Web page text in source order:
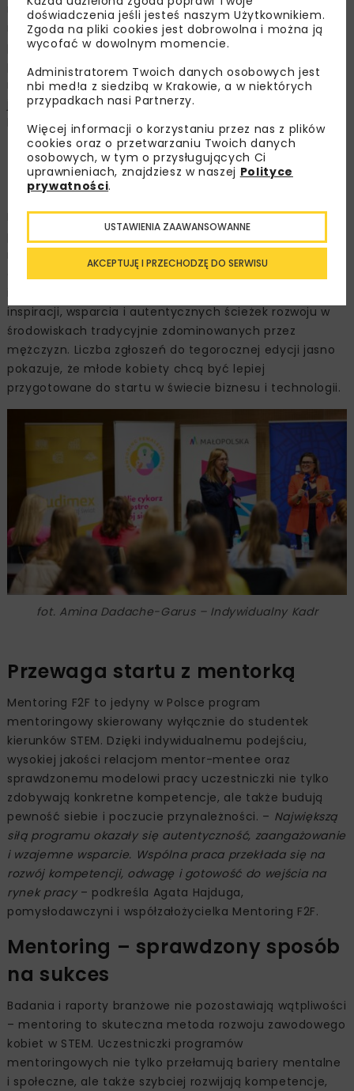
nich z 12 uczelni już rozpoczyna indywidualną pracę z
mentorkami ze świata biznesu, nauki i technologii. 29
października Fundacja Mentoring F2F otrzymała
prestiżową nagrodę Super M w kategorii „program
mentoringowy prowadzony przez NGO’s”, potwierdzając
jakość i pozycję lidera wśród programów wspierających
kobiety w STEM.
Mentoring, który naprawdę
działa
Dynamicznie rosnące zainteresowanie mentoringiem
pokazuje, że kobiety coraz odważniej sięgają po
odpowiada na realne potrzeby studentek STEM, oferując
inspiracji, wsparcia i autentycznych ścieżek rozwoju w
środowiskach tradycyjnie zdominowanych przez
mężczyzn. Liczba zgłoszeń do tegorocznej edycji jasno
pokazuje, że młode kobiety chcą być lepiej
przygotowane do startu w świecie biznesu i technologii.
fot. Amina Dadache-Garus – Indywidualny Kadr
Przewaga startu z mentorką
Mentoring F2F to jedyny w Polsce program
mentoringowy skierowany wyłącznie do studentek
kierunków STEM. Dzięki indywidualnemu podejściu,
wysokiej jakości relacjom mentor-mentee oraz
sprawdzonemu modelowi pracy uczestniczki nie tylko
zdobywają konkretne kompetencje, ale także budują
pewność siebie i poczucie przynależności. – Największą
siłą programu okazały się autentyczność, zaangażowanie
i wzajemne wsparcie. Wspólna praca przekłada się na
rozwój kompetencji, odwagę i gotowość do wejścia na
rynek pracy– podkreśla Agata Hajduga,
pomysłodawczyni i współzałożycielka Mentoring F2F.
Mentoring – sprawdzony sposób
na sukces
Badania i raporty branżowe nie pozostawiają wątpliwości
– mentoring to skuteczna metoda rozwoju zawodowego
kobiet w STEM. Uczestniczki programów
mentoringowych nie tylko przełamują bariery mentalne
i społeczne, ale także szybciej rozwijają kompetencje,
doświadczenia jeśli jesteś naszym Użytkownikiem.
Zgoda na pliki cookies jest dobrowolna i można ją
wycofać w dowolnym momencie.
Administratorem Twoich danych osobowych jest
nbi med!a z siedzibą w Krakowie, a w niektórych
przypadkach nasi Partnerzy.
Więcej informacji o korzystaniu przez nas z plików
cookies oraz o przetwarzaniu Twoich danych
osobowych, w tym o przysługujących Ci
uprawnieniach, znajdziesz w naszej Polityce
prywatności.
AKCEPTUJĘ I PRZECHODZĘ DO SERWISU
USTAWIENIA ZAAWANSOWANNE